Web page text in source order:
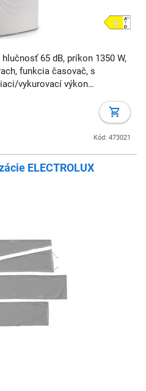
65 dB, príkon 1350 W,
funkcia časovač, s
vykurovací výkon
Kód: 473021
ELECTROLUX